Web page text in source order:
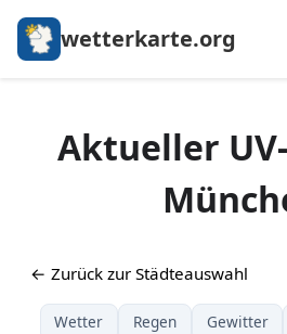
wetterkarte.org
Aktueller
← Zurück zur Städteauswahl
Wetter Regen Gewitter